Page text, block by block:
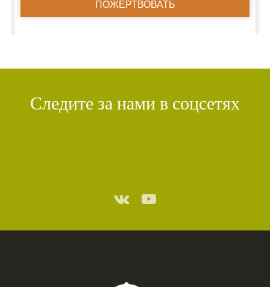
ПОЖЕРТВОВАТЬ
Следите за нами в соцсетях